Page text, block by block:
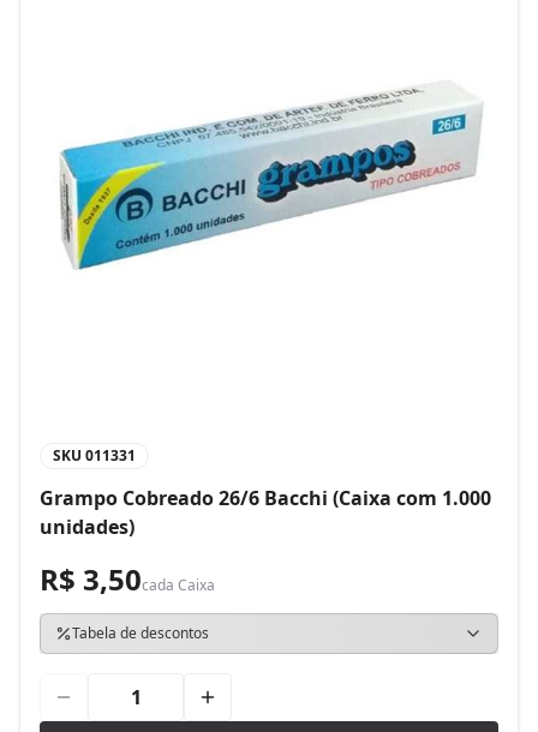
SKU 011331
Grampo Cobreado 26/6 Bacchi (Caixa com 1.000
unidades)
R$ 3,50cada Caixa
Tabela de descontos